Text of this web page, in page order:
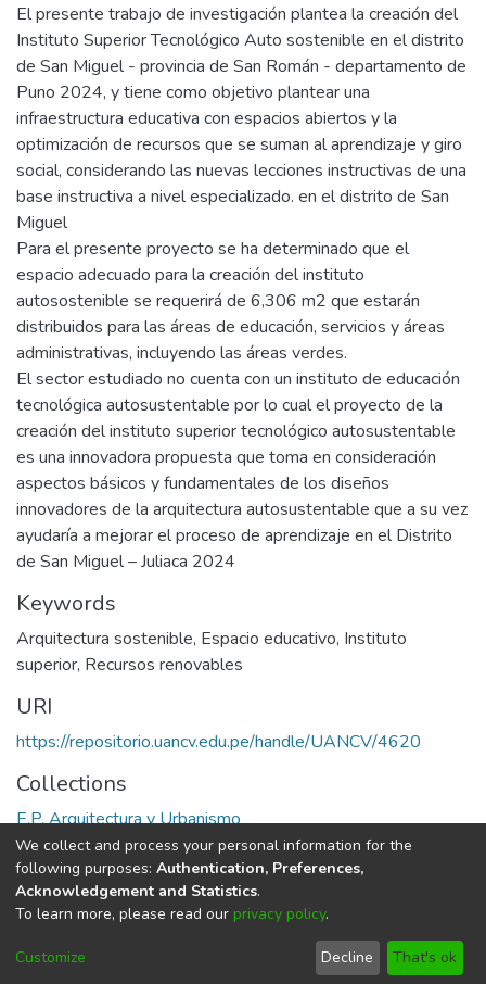
El presente trabajo de investigación plantea la creación del
Instituto Superior Tecnológico Auto sostenible en el distrito
de San Miguel - provincia de San Román - departamento de
Puno 2024, y tiene como objetivo plantear una
infraestructura educativa con espacios abiertos y la
optimización de recursos que se suman al aprendizaje y giro
social, considerando las nuevas lecciones instructivas de una
base instructiva a nivel especializado. en el distrito de San
Miguel
Para el presente proyecto se ha determinado que el
espacio adecuado para la creación del instituto
autosostenible se requerirá de 6,306 m2 que estarán
distribuidos para las áreas de educación, servicios y áreas
administrativas, incluyendo las áreas verdes.
El sector estudiado no cuenta con un instituto de educación
tecnológica autosustentable por lo cual el proyecto de la
creación del instituto superior tecnológico autosustentable
es una innovadora propuesta que toma en consideración
aspectos básicos y fundamentales de los diseños
innovadores de la arquitectura autosustentable que a su vez
ayudaría a mejorar el proceso de aprendizaje en el Distrito
de San Miguel – Juliaca 2024
Keywords
Arquitectura sostenible, Espacio educativo, Instituto
superior, Recursos renovables
URI
https://repositorio.uancv.edu.pe/handle/UANCV/4620
Collections
E.P. Arquitectura y Urbanismo
Full item page
DSpace softwarecopyright © 2002-2026
Cookie
End User
Agreement
Send
Feedback
We collect and process your personal information for the
following purposes: Authentication, Preferences,
Acknowledgement and Statistics.
To learn more, please read our privacy policy.
Customize Decline That's ok